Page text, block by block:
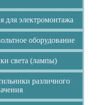
для электромонтажа
оборудование
света (лампы)
различного